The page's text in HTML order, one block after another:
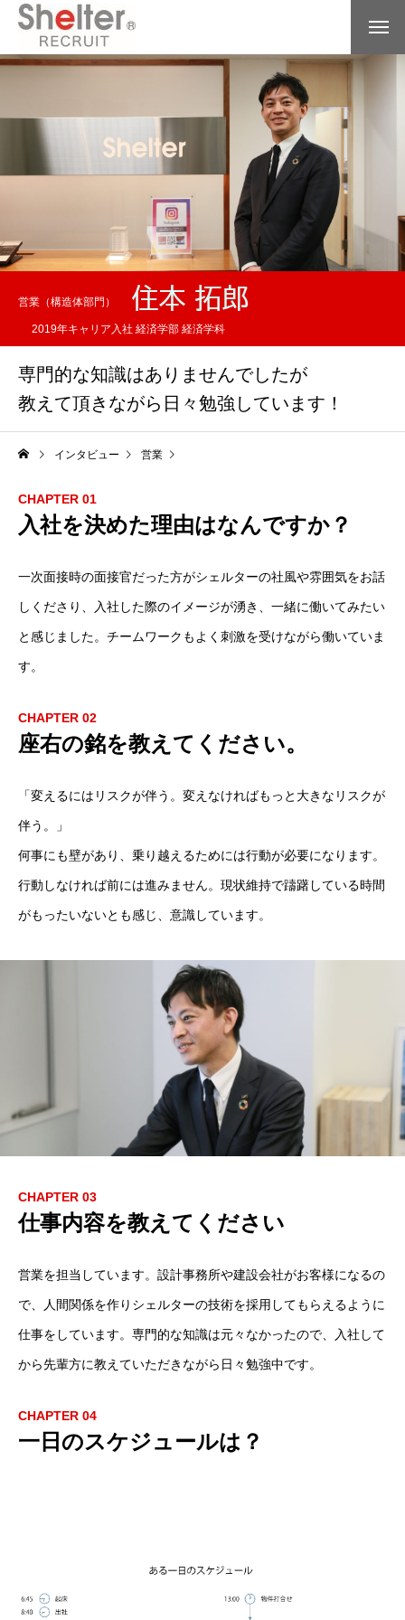
営業（構造体部門）
2019年キャリア入社 経済学部 経済学科
専門的な知識はありませんでしたが
教えて頂きながら日々勉強しています！
インタビュー 営業
CHAPTER 01
入社を決めた理由はなんですか？
一次面接時の面接官だった方がシェルターの社風や雰囲気をお話
しくださり、入社した際のイメージが湧き、一緒に働いてみたい
と感じました。チームワークもよく刺激を受けながら働いていま
す。
CHAPTER 02
座右の銘を教えてください。
「変えるにはリスクが伴う。変えなければもっと大きなリスクが
伴う。」
何事にも壁があり、乗り越えるためには行動が必要になります。
行動しなければ前には進みません。現状維持で躊躇している時間
がもったいないとも感じ、意識しています。
CHAPTER 03
仕事内容を教えてください
営業を担当しています。設計事務所や建設会社がお客様になるの
で、人間関係を作りシェルターの技術を採用してもらえるように
仕事をしています。専門的な知識は元々なかったので、入社して
から先輩方に教えていただきながら日々勉強中です。
CHAPTER 04
一日のスケジュールは？